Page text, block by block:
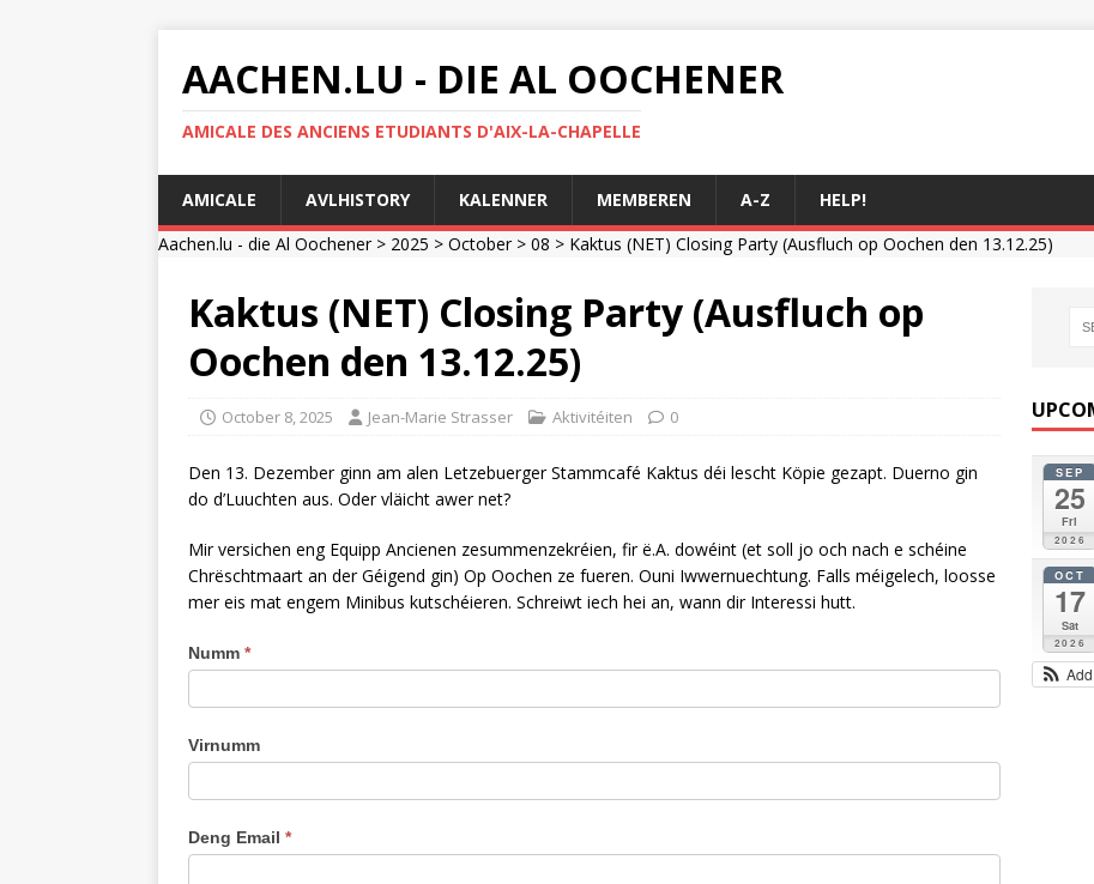
AACHEN.LU - DIE AL OOCHENER
AMICALE DES ANCIENS ETUDIANTS D'AIX-LA-CHAPELLE
AMICALE AVLHISTORY KALENNER MEMBEREN A-Z
HELP!
Aachen.lu - die Al Oochener> 2025 > October> 08 > Kaktus (NET) Closing Party (Ausfluch op Oochen den 13.12.25)
Kaktus (NET) Closing Party (Ausfluch op
Oochen den 13.12.25)
October 8, 2025 Jean-Marie Strasser Aktivitéiten 0
Den 13. Dezember ginn am alen Letzebuerger Stammcafé Kaktus déi lescht Köpie gezapt. Duerno gin
do d’Luuchten aus. Oder vläicht awer net?
Mir versichen eng Equipp Ancienen zesummenzekréien, fir ë.A. dowéint (et soll jo och nach e schéine
Chrëschtmaart an der Géigend gin) Op Oochen ze fueren. Ouni Iwwernuechtung. Falls méigelech, loosse
mer eis mat engem Minibus kutschéieren. Schreiwt iech hei an, wann dir Interessi hutt.
Kaktus
Closing
Numm *
Virnumm
Deng Email *
SEP
25
Fri
2026
OCT
17
Sat
2026